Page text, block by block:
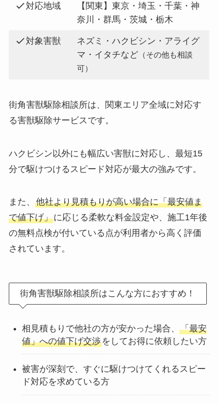
対応地域
【関東】東京・埼玉・千葉・神
奈川・群馬・茨城・栃木
対象害獣
ネズミ・ハクビシン・アライグ
マ・イタチなど （その他も相談
可）
街角害獣駆除相談所は、関東エリア全域に対応す
る害獣駆除サービスです。
ハクビシン以外にも幅広い害獣に対応し、最短15
分で駆けつけるスピード対応が最大の強みです。
また、 他社より見積もりが高い場合に「最安値ま
で値下げ」に応じる柔軟な料金設定や、施工1年後
の無料点検が付いている点が利用者から高く評価
されています。
街角害獣駆除相談所はこんな方におすすめ！
相見積もりで他社の方が安かった場合、 「最安
値」への値下げ交渉をしてお得に依頼したい方
被害が深刻で、すぐに駆けつけてくれるスピー
ド対応を求めている方